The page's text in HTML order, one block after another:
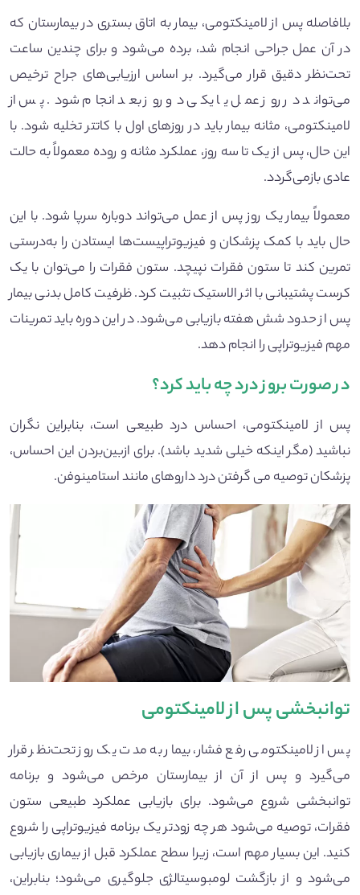
بلافاصله پس از لامینکتومی، بیمار به اتاق بستری در بیمارستان که
در آن عمل جراحی انجام شد، برده می‌شود و برای چندین ساعت
تحت‌نظر دقیق قرار می‌گیرد. بر اساس ارزیابی‌های جراح ترخیص
می‌تواند در روز عمل یا یکی دو روز بعد انجام شود. پس از
لامینکتومی، مثانه بیمار باید در روزهای اول با کاتتر تخلیه شود. با
این‌ حال، پس از یک تا سه روز، عملکرد مثانه و روده معمولاً به حالت
عادی بازمی‌گردد.
معمولاً بیمار یک روز پس از عمل می‌تواند دوباره سرپا شود. با این
حال باید با کمک پزشکان و فیزیوتراپیست‌ها ایستادن را به‌درستی
تمرین کند تا ستون فقرات نپیچد. ستون فقرات را می‌توان با یک
کرست پشتیبانی با اثر الاستیک تثبیت کرد. ظرفیت کامل بدنی بیمار
پس از حدود شش هفته بازیابی می‌شود. در این دوره باید تمرینات
مهم فیزیوتراپی را انجام دهد.
در صورت بروز درد چه باید کرد؟
پس از لامینکتومی، احساس درد طبیعی است، بنابراین نگران
نباشید (مگر اینکه خیلی شدید باشد). برای ازبین‌بردن این احساس،
پزشکان توصیه می گرفتن درد داروهای مانند استامینوفن.
توانبخشی پس از لامینکتومی
پس از لامینکتومی رفع فشار، بیمار به مدت یک روز تحت‌نظر قرار
می‌گیرد و پس از آن از بیمارستان مرخص می‌شود و برنامه
توانبخشی شروع می‌شود. برای بازیابی عملکرد طبیعی ستون
فقرات، توصیه می‌شود هر چه زودتر یک برنامه فیزیوتراپی را شروع
کنید. این بسیار مهم است، زیرا سطح عملکرد قبل از بیماری بازیابی
می‌شود و از بازگشت لومبوسیتالژی جلوگیری می‌شود؛ بنابراین،